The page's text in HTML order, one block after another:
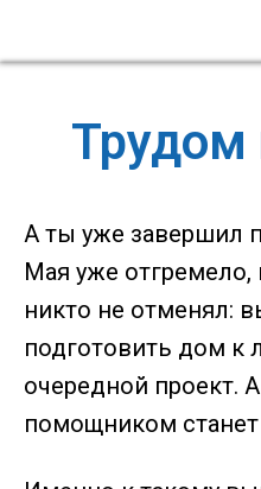
Трудом
А ты уже завершил
Мая уже отгремело,
никто не отменял:
подготовить дом к
очередной проект.
помощником